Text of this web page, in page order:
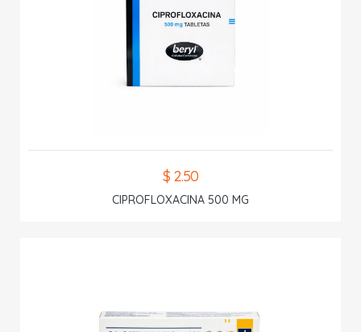
$ 2.50
CIPROFLOXACINA 500 MG